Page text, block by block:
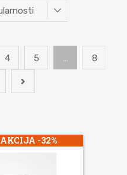
4 5 … 8
AKCIJA -32%